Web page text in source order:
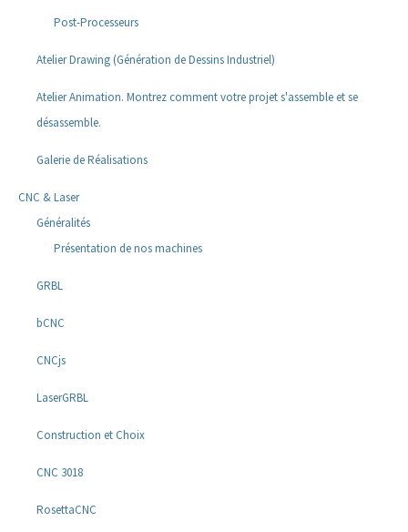
Post-Processeurs
Atelier Drawing (Génération de Dessins Industriel)
Atelier Animation. Montrez comment votre projet s'assemble et se
désassemble.
Galerie de Réalisations
CNC & Laser
Généralités
Présentation de nos machines
GRBL
bCNC
CNCjs
LaserGRBL
Construction et Choix
CNC 3018
RosettaCNC